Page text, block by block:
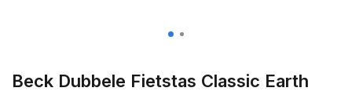
Beck Dubbele Fietstas Classic Earth